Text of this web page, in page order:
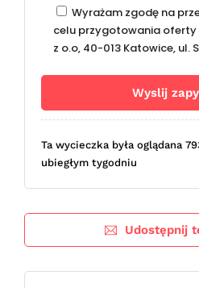
Wyrażam zgodę na
celu przygotowania oferty
z o.o, 40-013 Katowice, ul.
Ta wycieczka była oglądana
ubiegłym tygodniu
Udostępnij